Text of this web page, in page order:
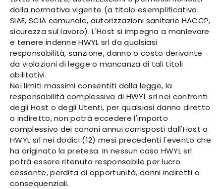
dalla normativa vigente (a titolo esemplificativo:
SIAE, SCIA comunale, autorizzazioni sanitarie HACCP,
sicurezza sul lavoro). L'Host si impegna a manlevare
e tenere indenne HWYL srl da qualsiasi
responsabilità, sanzione, danno o costo derivante
da violazioni di legge o mancanza di tali titoli
abilitativi.
Nei limiti massimi consentiti dalla legge, la
responsabilità complessiva di HWYL srl nei confronti
degli Host o degli Utenti, per qualsiasi danno diretto
o indiretto, non potrà eccedere l'importo
complessivo dei canoni annui corrisposti dall'Host a
HWYL srl nei dodici (12) mesi precedenti l'evento che
ha originato la pretesa. In nessun caso HWYL srl
potrà essere ritenuta responsabile per lucro
cessante, perdita di opportunità, danni indiretti o
consequenziali.